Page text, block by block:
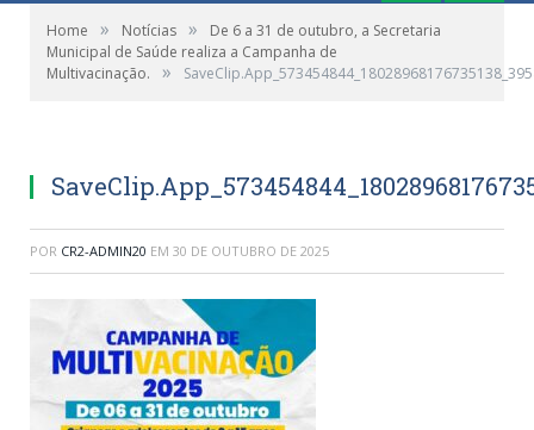
Home » Notícias »
De 6 a 31 de outubro, a Secretaria
Municipal de Saúde realiza a Campanha de
Multivacinação.
»
POR CR2-ADMIN20 EM 30 DE OUTUBRO DE 2025